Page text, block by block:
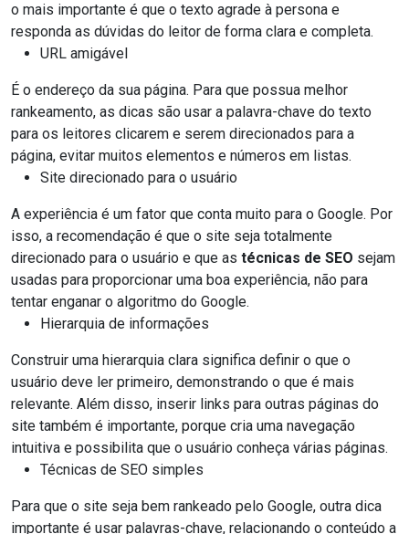
o mais importante é que o texto agrade à persona e
responda as dúvidas do leitor de forma clara e completa.
URL amigável
É o endereço da sua página. Para que possua melhor
rankeamento, as dicas são usar a palavra-chave do texto
para os leitores clicarem e serem direcionados para a
página, evitar muitos elementos e números em listas.
Site direcionado para o usuário
A experiência é um fator que conta muito para o Google. Por
isso, a recomendação é que o site seja totalmente
direcionado para o usuário e que as técnicas de SEO sejam
usadas para proporcionar uma boa experiência, não para
tentar enganar o algoritmo do Google.
Hierarquia de informações
Construir uma hierarquia clara significa definir o que o
usuário deve ler primeiro, demonstrando o que é mais
relevante. Além disso, inserir links para outras páginas do
site também é importante, porque cria uma navegação
intuitiva e possibilita que o usuário conheça várias páginas.
Técnicas de SEO simples
Para que o site seja bem rankeado pelo Google, outra dica
importante é usar palavras-chave, relacionando o conteúdo a